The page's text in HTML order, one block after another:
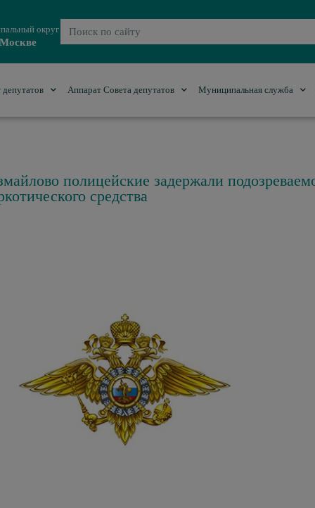
округ
депутатов Аппарат Совета депутатов Муниципальная служба
полицейские задержали
средства